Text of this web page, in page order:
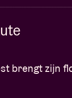
brengt zijn